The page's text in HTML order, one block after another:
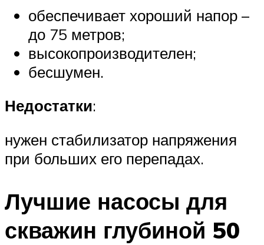
обеспечивает хороший напор –
до 75 метров;
высокопроизводителен;
бесшумен.
Недостатки:
нужен стабилизатор напряжения
при больших его перепадах.
Лучшие насосы для
скважин глубиной 50